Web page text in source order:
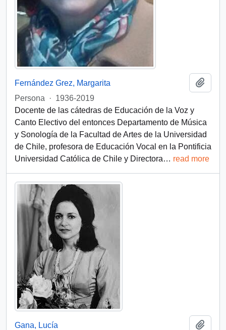
Fernández Grez, Margarita
Persona
· 1936-2019
Docente de las cátedras de Educación de la Voz y
Canto Electivo del entonces Departamento de Música
y Sonología de la Facultad de Artes de la Universidad
de Chile, profesora de Educación Vocal en la Pontificia
Universidad Católica de Chile y Directora… read more
Gana, Lucía